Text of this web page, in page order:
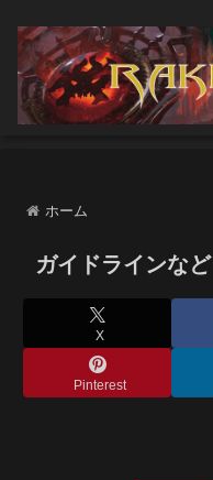
ホーム
ガイドラインなど
X
Pinterest